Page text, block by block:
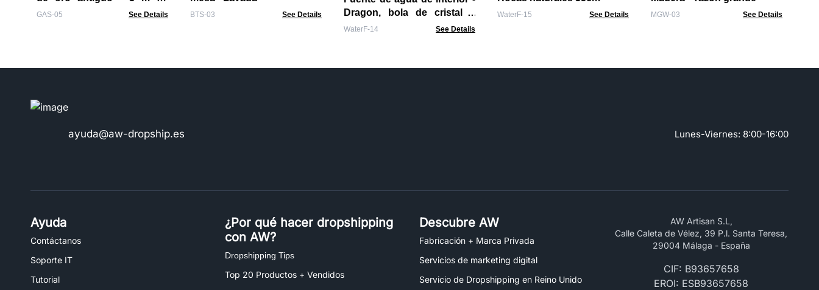
altura
GAS-05 See Details BTS-03 See Details
Dragon, bola de cristal y
rueda de agua 35cm
WaterF-14 See Details
WaterF-15 See Details MGW-03 See Details
ayuda@aw-dropship.es Lunes-Viernes: 8:00-16:00
Ayuda
Contáctanos
Soporte IT
Tutorial
¿Por qué hacer dropshipping
con AW?
Dropshipping Tips
Top 20 Productos + Vendidos
Descubre AW
Fabricación + Marca Privada
Servicios de marketing digital
Servicio de Dropshipping en Reino Unido
AW Artisan S.L,
Calle Caleta de Vélez, 39 P.l. Santa Teresa,
29004 Málaga - España
CIF: B93657658
EROI: ESB93657658